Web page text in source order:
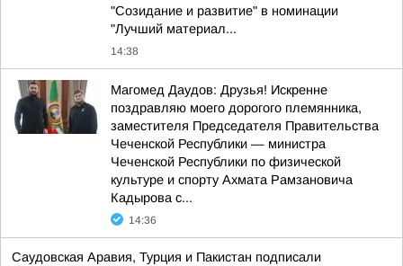
"Созидание и развитие" в номинации
"Лучший материал...
14:38
Магомед Даудов: Друзья! Искренне
поздравляю моего дорогого племянника,
заместителя Председателя Правительства
Чеченской Республики — министра
Чеченской Республики по физической
культуре и спорту Ахмата Рамзановича
Кадырова с...
14:36
Саудовская Аравия, Турция и Пакистан подписали